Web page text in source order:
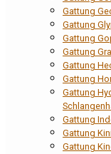
Gattung
Gattung
Gattung
Gattung
Gattung
Gattung
Gattung
Gattung
Gattung
Gattung